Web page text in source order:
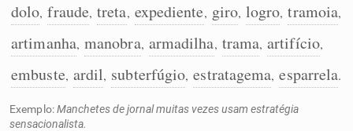
dolo, fraude, treta, expediente, giro, logro, tramoia,
artimanha, manobra, armadilha, trama, artifício,
embuste, ardil, subterfúgio, estratagema, esparrela.
Exemplo:Manchetes de jornal muitas vezes usam estratégia
sensacionalista.